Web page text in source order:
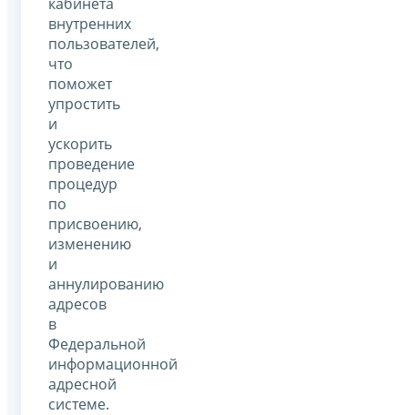
внутренних
пользователей,
что
поможет
упростить
и
ускорить
проведение
процедур
по
присвоению,
изменению
и
аннулированию
адресов
в
Федеральной
информационной
адресной
системе.